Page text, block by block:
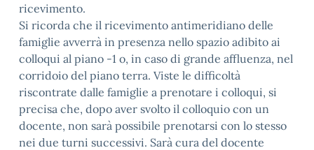
ricevimento.
Si ricorda che il ricevimento antimeridiano delle
famiglie avverrà in presenza nello spazio adibito ai
colloqui al piano -1 o, in caso di grande affluenza, nel
corridoio del piano terra. Viste le difficoltà
riscontrate dalle famiglie a prenotare i colloqui, si
precisa che, dopo aver svolto il colloquio con un
docente, non sarà possibile prenotarsi con lo stesso
nei due turni successivi. Sarà cura del docente